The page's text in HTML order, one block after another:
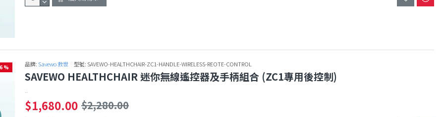
% 品牌: Savewo 救世 型號: SAVEWO-HEALTHCHAIR-ZC1-HANDLE-WIRELESS-REOTE-CONTROL
SAVEWO HEALTHCHAIR 迷你無線遙控器及手柄組合 (ZC1專用後控制)
..
$1,680.00 $2,280.00